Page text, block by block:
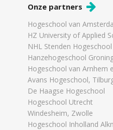
Onze partners
Hogeschool van
HZ University of Applied
NHL Stenden Hogeschool
Hanzehogeschool
Hogeschool van Arnhem
Avans Hogeschool,
De Haagse Hogeschool
Hogeschool Utrecht
Windesheim, Zwolle
Hogeschool Inholland